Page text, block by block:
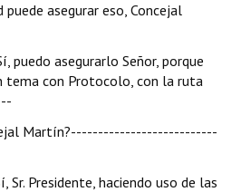
puede asegurar eso, Concejal
puedo asegurarlo Señor, porque
tema con Protocolo, con la ruta
Martín?---------------------------
Sr. Presidente, haciendo uso de las